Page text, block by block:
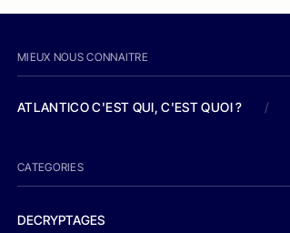
MIEUX NOUS CONNAITRE
ATLANTICO C'EST QUI, C'EST QUOI ? /
CATEGORIES
DECRYPTAGES